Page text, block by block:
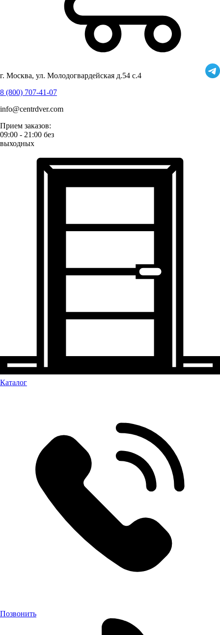
г. Москва, ул. Молодогвардейская д.54 с.4
8 (800) 707-41-07
info@centrdver.com
Прием заказов:
09:00 - 21:00 без
выходных
Каталог
Позвонить